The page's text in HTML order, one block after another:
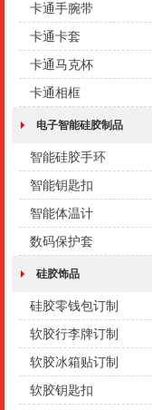
卡通手腕带
卡通卡套
卡通马克杯
卡通相框
电子智能硅胶制品
智能硅胶手环
智能钥匙扣
智能体温计
数码保护套
硅胶饰品
硅胶零钱包订制
软胶行李牌订制
软胶冰箱贴订制
软胶钥匙扣